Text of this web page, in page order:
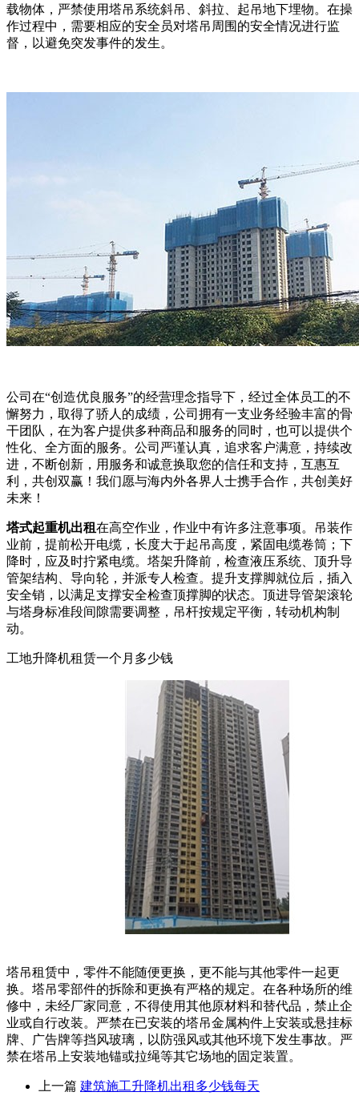
载物体，严禁使用塔吊系统斜吊、斜拉、起吊地下埋物。在操
作过程中，需要相应的安全员对塔吊周围的安全情况进行监
督，以避免突发事件的发生。
公司在“创造优良服务”的经营理念指导下，经过全体员工的不
懈努力，取得了骄人的成绩，公司拥有一支业务经验丰富的骨
干团队，在为客户提供多种商品和服务的同时，也可以提供个
性化、全方面的服务。公司严谨认真，追求客户满意，持续改
进，不断创新，用服务和诚意换取您的信任和支持，互惠互
利，共创双赢！我们愿与海内外各界人士携手合作，共创美好
未来！
塔式起重机出租在高空作业，作业中有许多注意事项。吊装作
业前，提前松开电缆，长度大于起吊高度，紧固电缆卷筒；下
降时，应及时拧紧电缆。塔架升降前，检查液压系统、顶升导
管架结构、导向轮，并派专人检查。提升支撑脚就位后，插入
安全销，以满足支撑安全检查顶撑脚的状态。顶进导管架滚轮
与塔身标准段间隙需要调整，吊杆按规定平衡，转动机构制
动。
工地升降机租赁一个月多少钱
塔吊租赁中，零件不能随便更换，更不能与其他零件一起更
换。塔吊零部件的拆除和更换有严格的规定。在各种场所的维
修中，未经厂家同意，不得使用其他原材料和替代品，禁止企
业或自行改装。严禁在已安装的塔吊金属构件上安装或悬挂标
牌、广告牌等挡风玻璃，以防强风或其他环境下发生事故。严
禁在塔吊上安装地锚或拉绳等其它场地的固定装置。
上一篇 建筑施工升降机出租多少钱每天